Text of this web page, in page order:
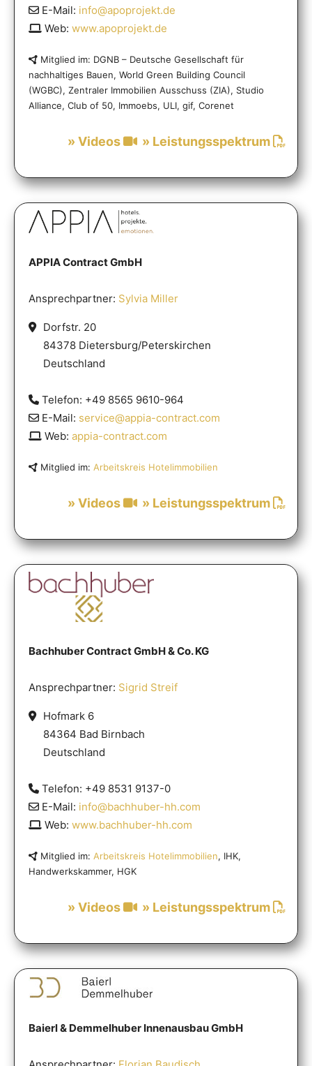
E-Mail: info@apoprojekt.de
Web: www.apoprojekt.de
Mitglied im: DGNB – Deutsche Gesellschaft für
nachhaltiges Bauen, World Green Building Council
(WGBC), Zentraler Immobilien Ausschuss (ZIA), Studio
Alliance, Club of 50, Immoebs, ULI, gif, Corenet
» Leistungsspektrum
» Videos
APPIA Contract GmbH
Ansprechpartner: Sylvia Miller
Dorfstr. 20
84378 Dietersburg/Peterskirchen
Deutschland
Telefon: +49 8565 9610-964
E-Mail: service@appia-contract.com
Web: appia-contract.com
Mitglied im: Arbeitskreis Hotelimmobilien
» Leistungsspektrum
» Videos
Bachhuber Contract GmbH & Co. KG
Ansprechpartner: Sigrid Streif
Hofmark 6
84364 Bad Birnbach
Deutschland
Telefon: +49 8531 9137-0
E-Mail: info@bachhuber-hh.com
Web: www.bachhuber-hh.com
Mitglied im: Arbeitskreis Hotelimmobilien, IHK,
Handwerkskammer, HGK
» Leistungsspektrum
» Videos
Baierl & Demmelhuber Innenausbau GmbH